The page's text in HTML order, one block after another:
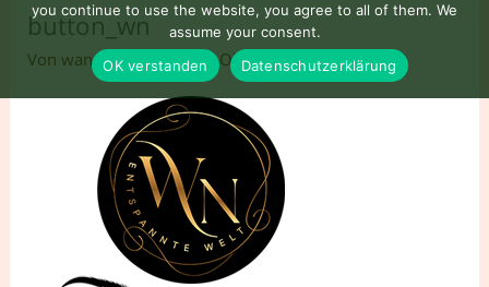
button_wn
VonwannaNUAD77/21. Oktober 2025
you continue to use the website, you agree to all of them. We
assume your consent.
OK verstanden
Datenschutzerklärung